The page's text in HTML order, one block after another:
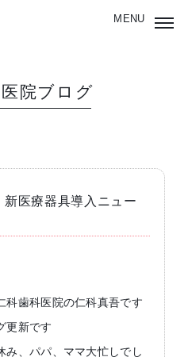
院ブログ
新医療器具導入ニュー
科歯科医院の仁科真吾です
更新です
み、パパ、ママ大忙しでし